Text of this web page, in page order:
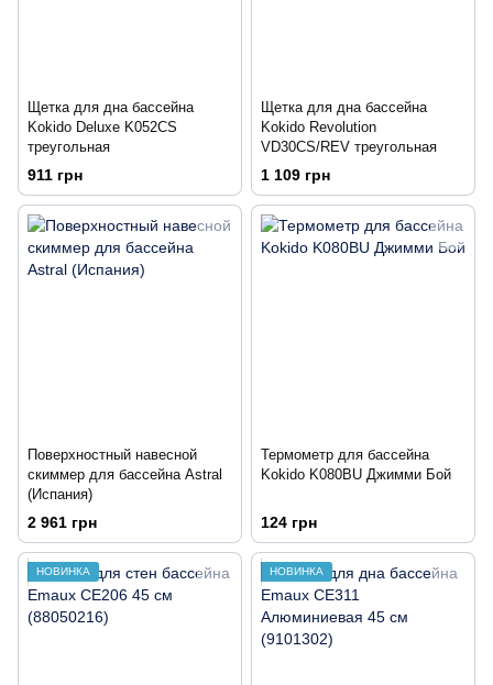
Щетка для дна бассейна
Kokido Deluxe K052CS
треугольная
911 грн
Щетка для дна бассейна
Kokido Revolution
VD30CS/REV треугольная
1 109 грн
Поверхностный навесной
скиммер для бассейна Astral
(Испания)
2 961 грн
Термометр для бассейна
Kokido K080BU Джимми Бой
124 грн
НОВИНКА НОВИНКА